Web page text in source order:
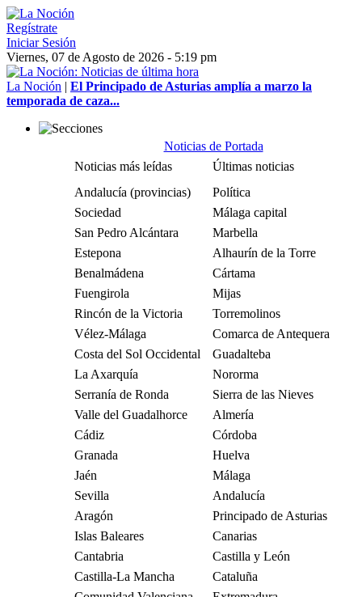
Regístrate
Iniciar Sesión
Viernes, 07 de Agosto de 2026 - 5:19 pm
La Noción | El Principado de Asturias amplía a marzo la
temporada de caza...
Noticias de Portada
Noticias más leídas
Últimas noticias
Andalucía (provincias)
Política
Sociedad
Málaga capital
San Pedro Alcántara
Marbella
Estepona
Alhaurín de la Torre
Benalmádena
Cártama
Fuengirola
Mijas
Rincón de la Victoria
Torremolinos
Vélez-Málaga
Comarca de Antequera
Costa del Sol Occidental
Guadalteba
La Axarquía
Nororma
Serranía de Ronda
Sierra de las Nieves
Valle del Guadalhorce
Almería
Cádiz
Córdoba
Granada
Huelva
Jaén
Málaga
Sevilla
Andalucía
Aragón
Principado de Asturias
Islas Baleares
Canarias
Cantabria
Castilla y León
Castilla-La Mancha
Cataluña